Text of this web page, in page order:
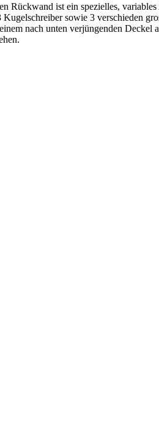
Rückwand ist ein spezielles,
sowie 3 verschieden
nach unten verjüngenden